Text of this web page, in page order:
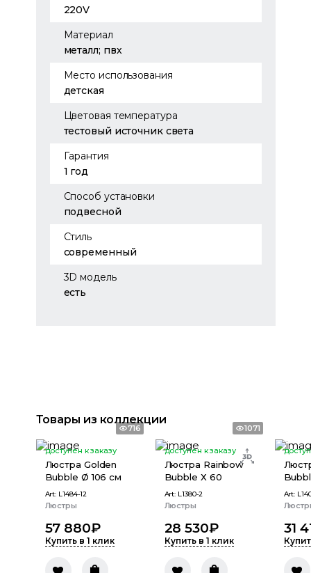
220V
Материал
металл; пвх
Место использования
детская
Цветовая температура
тестовый источник света
Гарантия
1 год
Способ установки
подвесной
Стиль
современный
3D модель
есть
Товары из коллекции
716
доступен к заказу
Люстра Golden
Bubble Ø 106 см
Art: L1484-12
Люстры
57 880₽
Купить в 1 клик
1071
доступен к заказу
Люстра Rainbow
Bubble Х 60
Art: L1380-2
Люстры
28 530₽
Купить в 1 клик
Art:
31